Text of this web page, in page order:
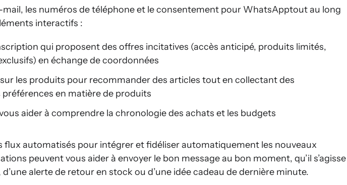
mail, les numéros de téléphone et le consentement pour WhatsApptout au long
interactifs :
qui proposent des offres incitatives (accès anticipé, produits limités,
en échange de coordonnées
les produits pour recommander des articles tout en collectant des
en matière de produits
aider à comprendre la chronologie des achats et les budgets
flux automatisés pour intégrer et fidéliser automatiquement les nouveaux
peuvent vous aider à envoyer le bon message au bon moment, qu’il s’agisse
alerte de retour en stock ou d’une idée cadeau de dernière minute.